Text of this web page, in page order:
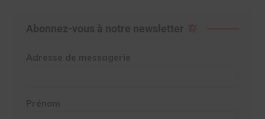
Abonnez-vous à notre newsletter
Adresse de messagerie
Prénom